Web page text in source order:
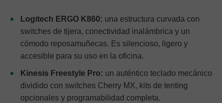
Logitech ERGO K860: una estructura curvada con
switches de tijera, conectividad inalámbrica y un
cómodo reposamuñecas. Es silencioso, ligero y
accesible para su uso en la oficina.
Kinesis Freestyle Pro: un auténtico teclado mecánico
dividido con switches Cherry MX, kits de tenting
opcionales y programabilidad completa.